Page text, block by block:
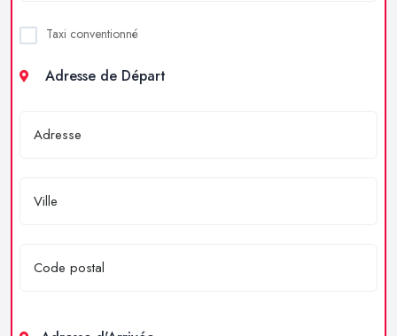
Taxi conventionné
Adresse de Départ